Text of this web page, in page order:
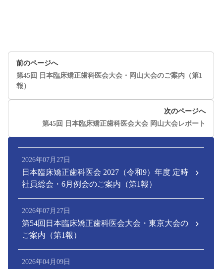
前のページへ
第45回 日本臨床矯正歯科医会大会・岡山大会のご案内（第1
報）
次のページへ
第45回 日本臨床矯正歯科医会大会 岡山大会レポート
2026年07月27日
日本臨床矯正歯科医会 2027（令和9）年度 定時
社員総会・6月例会のご案内（第1報）
2026年07月27日
第54回日本臨床矯正歯科医会大会・東京大会の
ご案内（第1報）
2026年04月09日